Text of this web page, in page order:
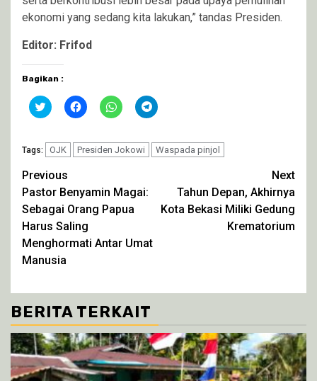
ekonomi yang sedang kita lakukan,” tandas Presiden.
Editor: Frifod
Bagikan :
Klik
untuk
Twitter(Membuka
di
jendela
yang
baru)
Klik
untuk
Facebook(Membuka
di
jendela
Klik
untuk
WhatsApp(Membuka
di
jendela
Klik
untuk
Telegram(Membuka
di
jendela
Tags: OJK Presiden Jokowi Waspada pinjol
Continue
Reading
Previous
Pastor Benyamin Magai:
Sebagai Orang Papua
Harus Saling
Menghormati Antar Umat
Manusia
Next
Tahun Depan, Akhirnya
Kota Bekasi Miliki Gedung
Krematorium
BERITA TERKAIT